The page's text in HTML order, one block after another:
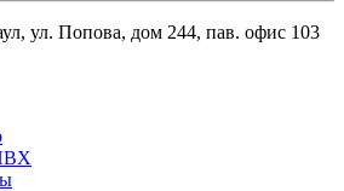
ул. Попова, дом 244, пав. офис 103